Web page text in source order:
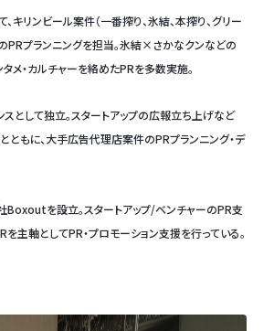
、キリンビール案件（一番搾り、氷結、本搾り、グリー
PRプランニングを担当。氷結×さかなクンなどの
メ・カルチャーを絡めたPRを多数実施。
として独立。スタートアップの広報立ち上げなど
ともに、大手広告代理店案件のPRプランニング・デ
を設立。スタートアップ/ベンチャーのPR支
主軸としてPR・プロモーション支援を行っている。